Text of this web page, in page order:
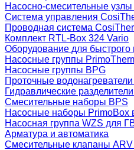
Насосно-смесительные
Система управления
Проводная система
Комплект RTL‑Box 324 Vario
Оборудование для быстрого
Насосные группы
Насосные группы BPG
Проточные водонагреватели
Гидравлические
Смесительные наборы BPS
Насосные наборы PrimoBox
Насосная группа WZS для
Арматура и автоматика
Смесительные клапаны